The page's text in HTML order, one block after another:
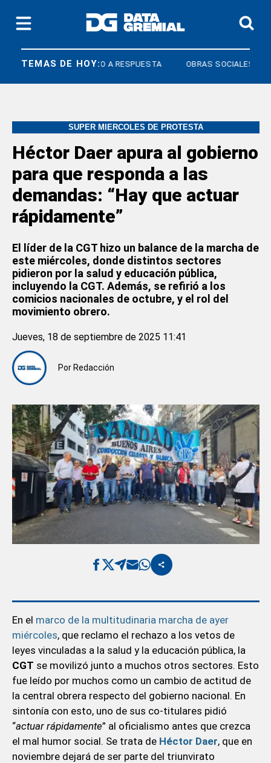
TEMAS DE HOY:
DERECHO A RESPUESTA OBRAS SOCIALES
SUPER MIERCOLES DE PROTESTA
Héctor Daer apura al gobierno
para que responda a las
demandas: “Hay que actuar
rápidamente”
El líder de la CGT hizo un balance de la marcha de
este miércoles, donde distintos sectores
pidieron por la salud y educación pública,
incluyendo la CGT. Además, se refirió a los
comicios nacionales de octubre, y el rol del
movimiento obrero.
Por Redacción
Jueves, 18 de septiembre de 2025 11:41
En el marco de la multitudinaria marcha de ayer
miércoles, que reclamo el rechazo a los vetos de
leyes vinculadas a la salud y la educación pública, la
CGT se movilizó junto a muchos otros sectores. Esto
fue leído por muchos como un cambio de actitud de
la central obrera respecto del gobierno nacional. En
sintonía con esto, uno de sus co-titulares pidió
“actuar rápidamente” al oficialismo antes que crezca
el mal humor social. Se trata de Héctor Daer, que en
noviembre dejará de ser parte del triunvirato